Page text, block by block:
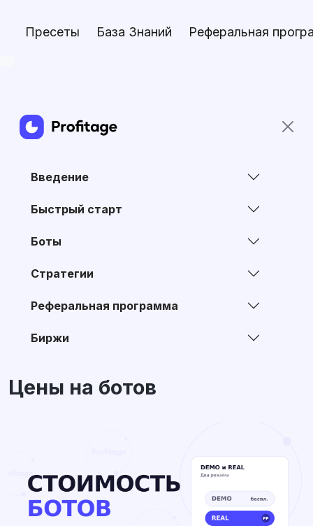
Пресеты База Знаний Реферальная
Введение
Быстрый старт
Боты
Стратегии
Реферальная программа
Биржи
Цены на ботов